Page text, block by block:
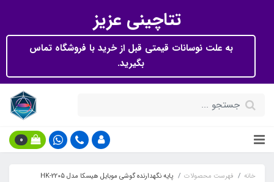
تتاچینی عزیز
به علت نوسانات قیمتی قبل از خرید با فروشگاه تماس
بگیرید.
0
خانه فهرست محصولات پایه نگهدارنده گوشی موبایل هیسکا مدل HK-2205